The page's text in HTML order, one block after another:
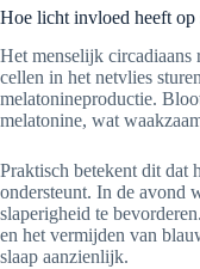
Hoe licht invloed heeft op
Het menselijk circadiaans
cellen in het netvlies
melatonineproductie.
melatonine, wat
Praktisch betekent dit dat
ondersteunt. In de avond
slaperigheid te
en het vermijden van
slaap aanzienlijk.